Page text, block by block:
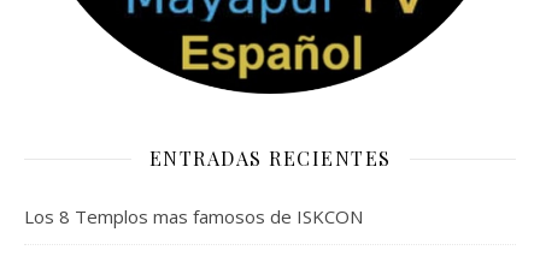
ENTRADAS RECIENTES
Los 8 Templos mas famosos de ISKCON